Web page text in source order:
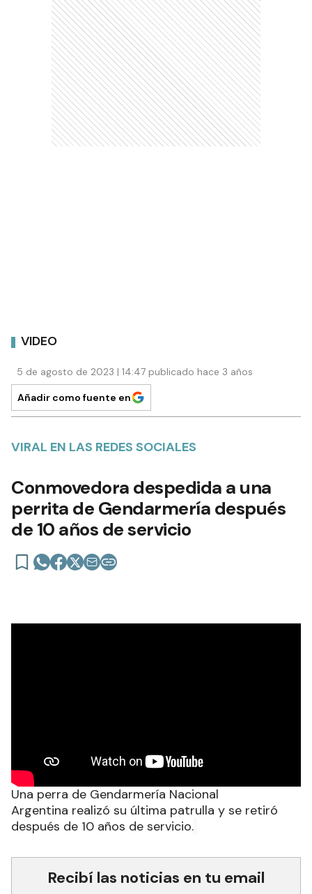
VIDEO
5 de agosto de 2023 | 14:47 publicado hace 3 años
Añadir como fuente en
VIRAL EN LAS REDES SOCIALES
Conmovedora despedida a una
perrita de Gendarmería después
de 10 años de servicio
Una perra de Gendarmería Nacional
Argentina realizó su última patrulla y se retiró
después de 10 años de servicio.
Recibí las noticias en tu email